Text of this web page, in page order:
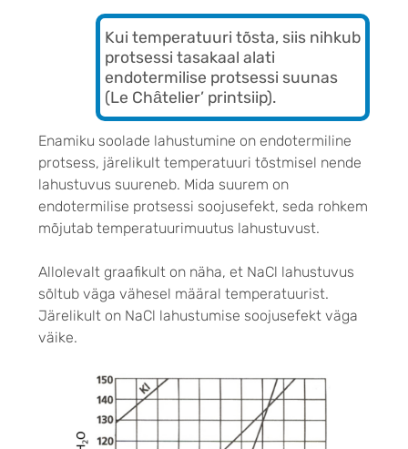
Kui temperatuuri tõsta, siis nihkub
protsessi tasakaal alati
endotermilise protsessi suunas
(Le Chȃtelier’ printsiip).
Enamiku soolade lahustumine on endotermiline
protsess, järelikult temperatuuri tõstmisel nende
lahustuvus suureneb. Mida suurem on
endotermilise protsessi soojusefekt, seda rohkem
mõjutab temperatuurimuutus lahustuvust.
Allolevalt graafikult on näha, et NaCl lahustuvus
sõltub väga vähesel määral temperatuurist.
Järelikult on NaCl lahustumise soojusefekt väga
väike.